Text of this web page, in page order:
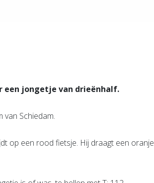
een jongetje van drieënhalf.
Schiedam.
op een rood fietsje. Hij draagt een oranje